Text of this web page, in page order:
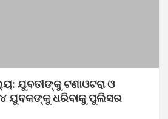
ଯୁବତୀଙ୍କୁ ଟଣାଓଟରା ଓ
ଯୁବକଙ୍କୁ ଧରିବାକୁ ପୁଲିସର